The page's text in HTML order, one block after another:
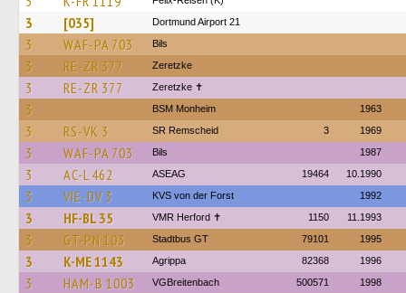
3 [035] Dortmund Airport 21
3 WAF-PA 703 Bils
3 RE-ZR 377 Zeretzke
3 RE-ZR 377 Zeretzke ✝
3 BSM Monheim 1963
3 RS-VK 3 SR Remscheid 3 1969
3 WAF-PA 703 Bils 1987
3 AC-L 462 ASEAG 19464 10.1990
3 VIE-DV 3 KVS von der Forst 1992
3 HF-BL 35 VMR Herford ✝ 1150 11.1993
3 GT-PN 103 Stadtbus GT 79101 1995
3 K-ME 1143 Agrippa 82368 1996
3 HAM-B 1003 VGBreitenbach 500571 1998